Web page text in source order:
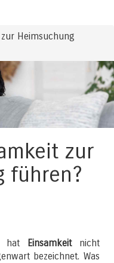
Heimsuchung
zur
führen?
hat Einsamkeitnicht
bezeichnet. Was